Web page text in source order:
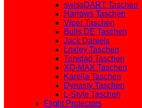
swissDART Taschen
Harrows Taschen
Viper Taschen
Bulls DE Taschen
Jack Daniels
Loxley Taschen
Trinidad Taschen
XQ-MAX Taschen
Karella Taschen
Dynasty Taschen
L-Style Taschen
Flight Protectors